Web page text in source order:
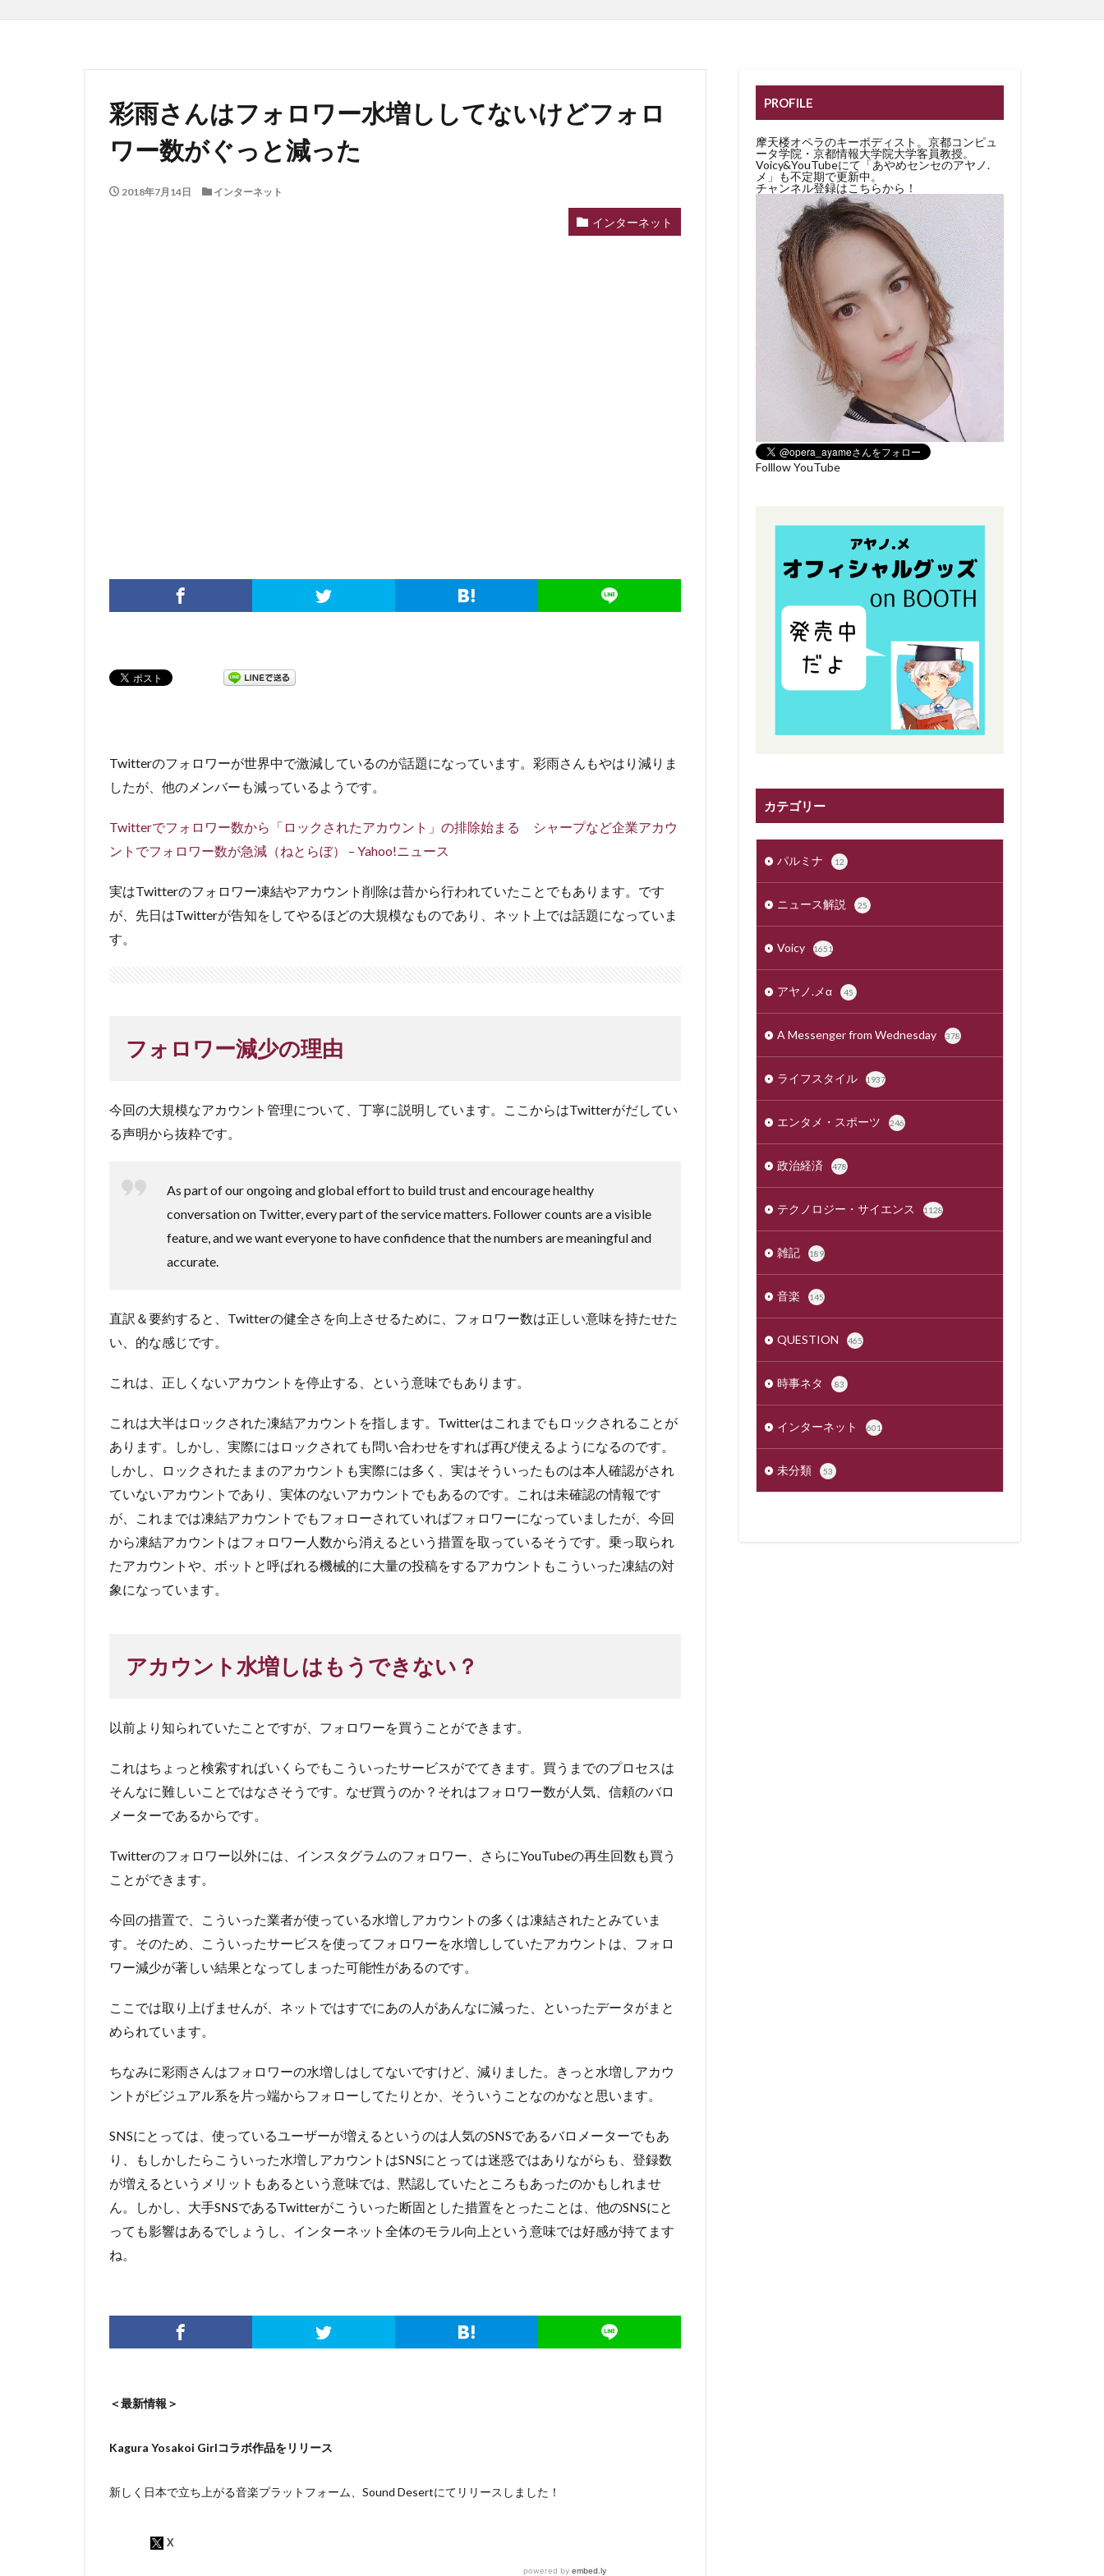
彩雨さんはフォロワー水増ししてないけどフォロ
ワー数がぐっと減った
2018年7月14日 インターネット
インターネット
Twitterのフォロワーが世界中で激減しているのが話題になっています。彩雨さんもやはり減りま
したが、他のメンバーも減っているようです。
Twitterでフォロワー数から「ロックされたアカウント」の排除始まる シャープなど企業アカウ
ントでフォロワー数が急減（ねとらぼ） – Yahoo!ニュース
実はTwitterのフォロワー凍結やアカウント削除は昔から行われていたことでもあります。です
が、先日はTwitterが告知をしてやるほどの大規模なものであり、ネット上では話題になっていま
す。
フォロワー減少の理由
今回の大規模なアカウント管理について、丁寧に説明しています。ここからはTwitterがだしてい
る声明から抜粋です。
As part of our ongoing and global effort to build trust and encourage healthy
conversation on Twitter, every part of the service matters. Follower counts are a visible
feature, and we want everyone to have confidence that the numbers are meaningful and
accurate.
直訳＆要約すると、Twitterの健全さを向上させるために、フォロワー数は正しい意味を持たせた
い、的な感じです。
これは、正しくないアカウントを停止する、という意味でもあります。
これは大半はロックされた凍結アカウントを指します。Twitterはこれまでもロックされることが
あります。しかし、実際にはロックされても問い合わせをすれば再び使えるようになるのです。
しかし、ロックされたままのアカウントも実際には多く、実はそういったものは本人確認がされ
ていないアカウントであり、実体のないアカウントでもあるのです。これは未確認の情報です
が、これまでは凍結アカウントでもフォローされていればフォロワーになっていましたが、今回
から凍結アカウントはフォロワー人数から消えるという措置を取っているそうです。乗っ取られ
たアカウントや、ボットと呼ばれる機械的に大量の投稿をするアカウントもこういった凍結の対
象になっています。
アカウント水増しはもうできない？
以前より知られていたことですが、フォロワーを買うことができます。
これはちょっと検索すればいくらでもこういったサービスがでてきます。買うまでのプロセスは
そんなに難しいことではなさそうです。なぜ買うのか？それはフォロワー数が人気、信頼のバロ
メーターであるからです。
Twitterのフォロワー以外には、インスタグラムのフォロワー、さらにYouTubeの再生回数も買う
ことができます。
今回の措置で、こういった業者が使っている水増しアカウントの多くは凍結されたとみていま
す。そのため、こういったサービスを使ってフォロワーを水増ししていたアカウントは、フォロ
ワー減少が著しい結果となってしまった可能性があるのです。
ここでは取り上げませんが、ネットではすでにあの人があんなに減った、といったデータがまと
められています。
ちなみに彩雨さんはフォロワーの水増しはしてないですけど、減りました。きっと水増しアカウ
ントがビジュアル系を片っ端からフォローしてたりとか、そういうことなのかなと思います。
SNSにとっては、使っているユーザーが増えるというのは人気のSNSであるバロメーターでもあ
り、もしかしたらこういった水増しアカウントはSNSにとっては迷惑ではありながらも、登録数
が増えるというメリットもあるという意味では、黙認していたところもあったのかもしれませ
ん。しかし、大手SNSであるTwitterがこういった断固とした措置をとったことは、他のSNSにと
っても影響はあるでしょうし、インターネット全体のモラル向上という意味では好感が持てます
ね。
＜最新情報＞
Kagura Yosakoi Girlコラボ作品をリリース
新しく日本で立ち上がる音楽プラットフォーム、Sound Desertにてリリースしました！
PROFILE
摩天楼オペラのキーボディスト。京都コンピュ
ータ学院・京都情報大学院大学客員教授。
Voicy&YouTubeにて「あやめセンセのアヤノ.
メ」も不定期で更新中。
チャンネル登録はこちらから！
Folllow YouTube
カテゴリー
パルミナ 12
ニュース解説 25
Voicy 1651
アヤノ.メα 45
A Messenger from Wednesday 378
ライフスタイル 1937
エンタメ・スポーツ 246
政治経済 478
テクノロジー・サイエンス 1128
雑記 189
音楽 145
QUESTION 465
時事ネタ 83
インターネット 601
未分類 53